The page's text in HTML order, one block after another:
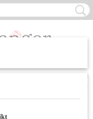
marokkaanse